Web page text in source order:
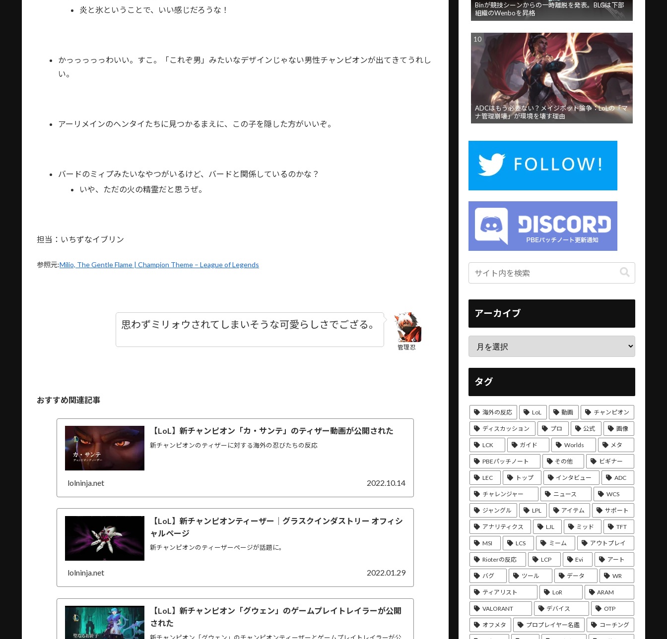
炎と氷ということで、いい感じだろうな！
かっっっっっわいい。すこ。「これぞ男」みたいなデザインじゃない男性チャンピオンが出てきてうれし
い。
アーリメインのヘンタイたちに見つかるまえに、この子を隠した方がいいぞ。
バードのミィプみたいなやつがいるけど、バードと関係しているのかな？
いや、ただの火の精霊だと思うぜ。
担当：いちずなイブリン
参照元:Milio, The Gentle Flame | Champion Theme – League of Legends
管理忍
思わずミリォウされてしまいそうな可愛らしさでござる。
おすすめ関連記事
【LoL】新チャンピオン「カ・サンテ」のティザー動画が公開された
新チャンピオンのティザーに対する海外の忍びたちの反応
lolninja.net 2022.10.14
【LoL】新チャンピオンティーザー｜グラスクインダストリー オフィシ
ャルページ
新チャンピオンのティーザーページが話題に。
lolninja.net 2022.01.29
【LoL】新チャンピオン「グウェン」のゲームプレイトレイラーが公開
された
新チャンピオン「グウェン」のチャンピオンティーザーとゲームプレイトレイラーが公
Binが競技シーンからの一時離脱を発表。BLGは下部
組織のWenboを昇格
ADCはもう必要ない？メイジボット論争：LoLの「マ
ナ管理崩壊」が環境を壊す理由
アーカイブ
タグ
海外の反応 LoL 動画 チャンピオン
ディスカッション プロ 公式 画像
LCK ガイド Worlds メタ
PBEパッチノート その他 ビギナー
LEC トップ インタビュー ADC
チャレンジャー ニュース WCS
ジャングル LPL アイテム サポート
アナリティクス LJL ミッド TFT
MSI LCS ミーム アウトプレイ
Rioterの反応 LCP Evi アート
バグ ツール データ WR
ティアリスト LoR ARAM
VALORANT デバイス OTP
オフメタ プロプレイヤー名鑑 コーチング